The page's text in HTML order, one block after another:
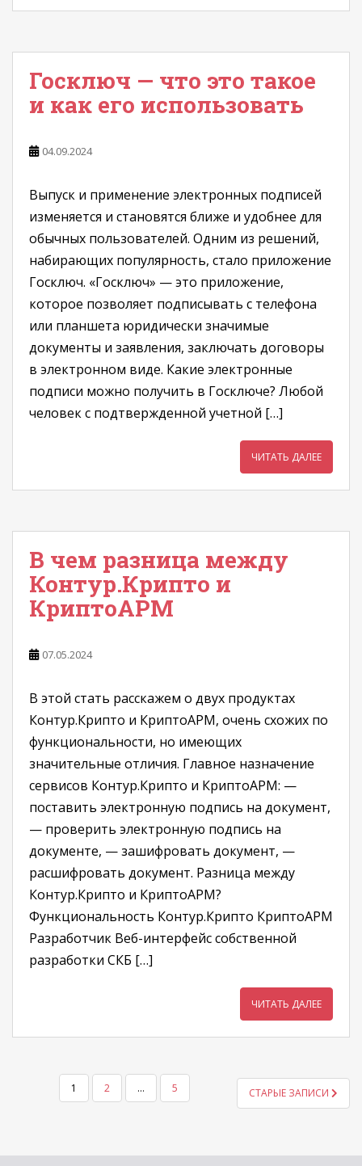
Госключ — что это такое
и как его использовать
04.09.2024
Выпуск и применение электронных подписей
изменяется и становятся ближе и удобнее для
обычных пользователей. Одним из решений,
набирающих популярность, стало приложение
Госключ. «Госключ» — это приложение,
которое позволяет подписывать с телефона
или планшета юридически значимые
документы и заявления, заключать договоры
в электронном виде. Какие электронные
подписи можно получить в Госключе? Любой
человек с подтвержденной учетной […]
ЧИТАТЬ ДАЛЕЕ
В чем разница между
Контур.Крипто и
КриптоАРМ
07.05.2024
В этой стать расскажем о двух продуктах
Контур.Крипто и КриптоАРМ, очень схожих по
функциональности, но имеющих
значительные отличия. Главное назначение
сервисов Контур.Крипто и КриптоАРМ: —
поставить электронную подпись на документ,
— проверить электронную подпись на
документе, — зашифровать документ, —
расшифровать документ. Разница между
Контур.Крипто и КриптоАРМ?
Функциональность Контур.Крипто КриптоАРМ
Разработчик Веб-интерфейс собственной
разработки СКБ […]
ЧИТАТЬ ДАЛЕЕ
ПАГИНАЦИЯ
ЗАПИСЕЙ
1 2 … 5 СТАРЫЕ ЗАПИСИ